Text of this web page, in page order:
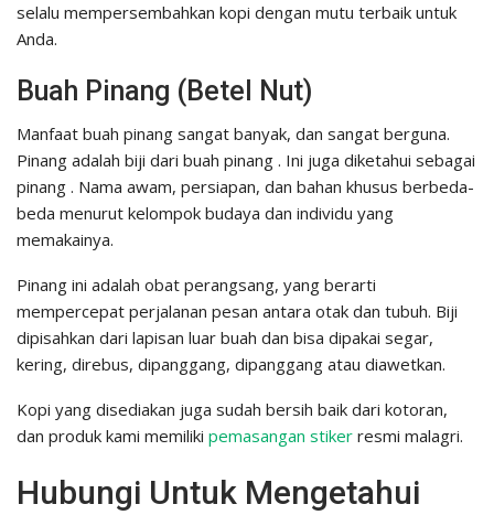
selalu mempersembahkan kopi dengan mutu terbaik untuk
Anda.
Buah Pinang (Betel Nut)
Manfaat buah pinang sangat banyak, dan sangat berguna.
Pinang adalah biji dari buah pinang . Ini juga diketahui sebagai
pinang . Nama awam, persiapan, dan bahan khusus berbeda-
beda menurut kelompok budaya dan individu yang
memakainya.
Pinang ini adalah obat perangsang, yang berarti
mempercepat perjalanan pesan antara otak dan tubuh. Biji
dipisahkan dari lapisan luar buah dan bisa dipakai segar,
kering, direbus, dipanggang, dipanggang atau diawetkan.
Kopi yang disediakan juga sudah bersih baik dari kotoran,
dan produk kami memiliki pemasangan stiker resmi malagri.
Hubungi Untuk Mengetahui